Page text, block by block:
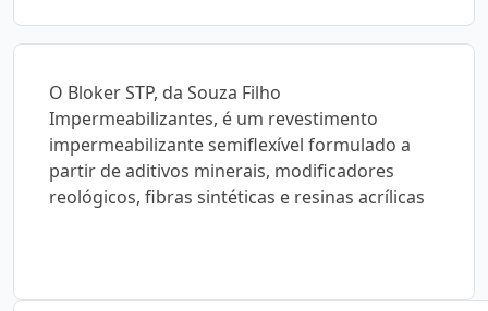
O Bloker STP, da Souza Filho
Impermeabilizantes, é um revestimento
impermeabilizante semiflexível formulado a
partir de aditivos minerais, modificadores
reológicos, fibras sintéticas e resinas acrílicas